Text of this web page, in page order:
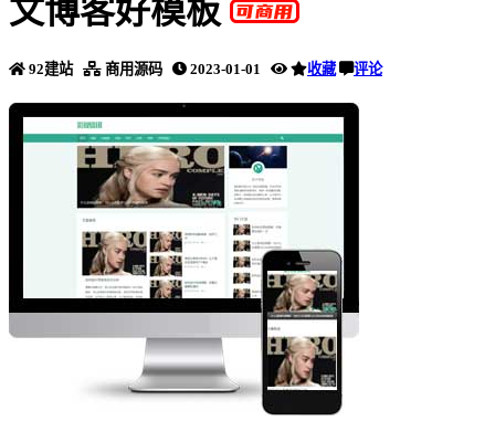
文博客好模板
92建站 商用源码 2023-01-01 收藏 评论